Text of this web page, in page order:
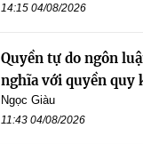
14:15 04/08/2026
Quyền tự do ngôn
nghĩa với quyền quy
Ngọc Giàu
11:43 04/08/2026